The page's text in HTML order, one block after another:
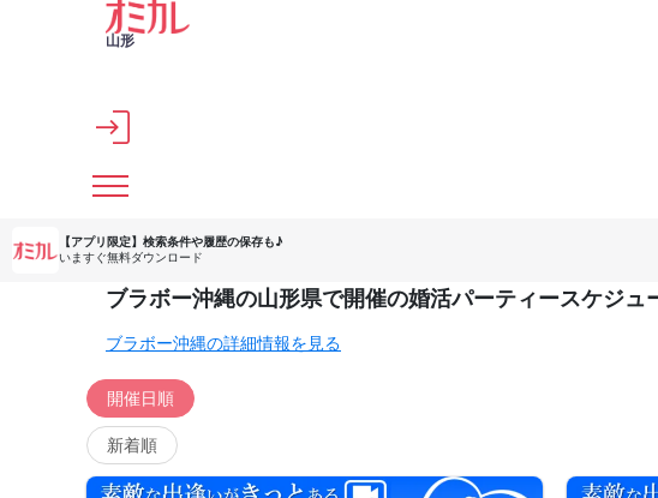
メインコンテンツへスキップ
山形
【アプリ限定】 検索条件や履歴の保存も♪
いますぐ無料ダウンロード
ブラボー沖縄の山形県で開催の婚活パーティースケジュ
ブラボー沖縄の詳細情報を見る
開催日順
新着順